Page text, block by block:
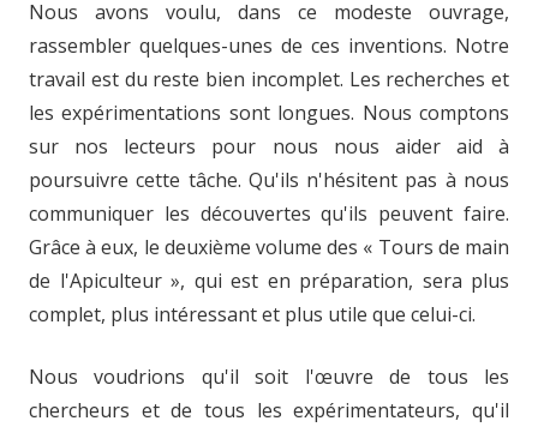
Nous avons voulu, dans ce modeste ouvrage,
rassembler quelques-unes de ces inventions. Notre
travail est du reste bien incomplet. Les recherches et
les expérimentations sont longues. Nous comptons
sur nos lecteurs pour nous nous aider aid à
poursuivre cette tâche. Qu'ils n'hésitent pas à nous
communiquer les découvertes qu'ils peuvent faire.
Grâce à eux, le deuxième volume des « Tours de main
de l'Apiculteur », qui est en préparation, sera plus
complet, plus intéressant et plus utile que celui-ci.
Nous voudrions qu'il soit l'œuvre de tous les
chercheurs et de tous les expérimentateurs, qu'il